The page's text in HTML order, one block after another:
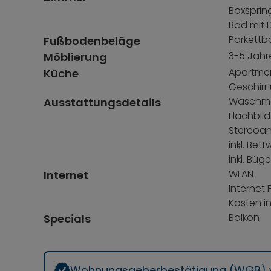
Bad mit
Fußbodenbeläge
Möblierung 3-5
Küche
Ausstattungsdetails
inkl.
inkl.
Internet
WLAN
Internet
Kosten
Specials Balkon